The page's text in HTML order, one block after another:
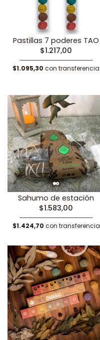
Pastillas 7 poderes TAO
$1.217,00
$1.095,30 con transferencia
Sahumo de estación
$1.583,00
$1.424,70 con transferencia